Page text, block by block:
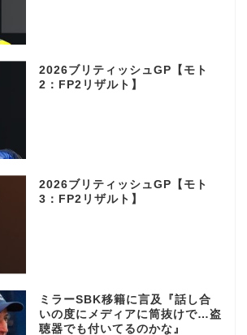
2026ブリティッシュGP【モト
2：FP2リザルト】
2026ブリティッシュGP【モト
3：FP2リザルト】
ミラーSBK移籍に言及『話し合
いの度にメディアに筒抜けで…盗
聴器でも付いてるのかな』